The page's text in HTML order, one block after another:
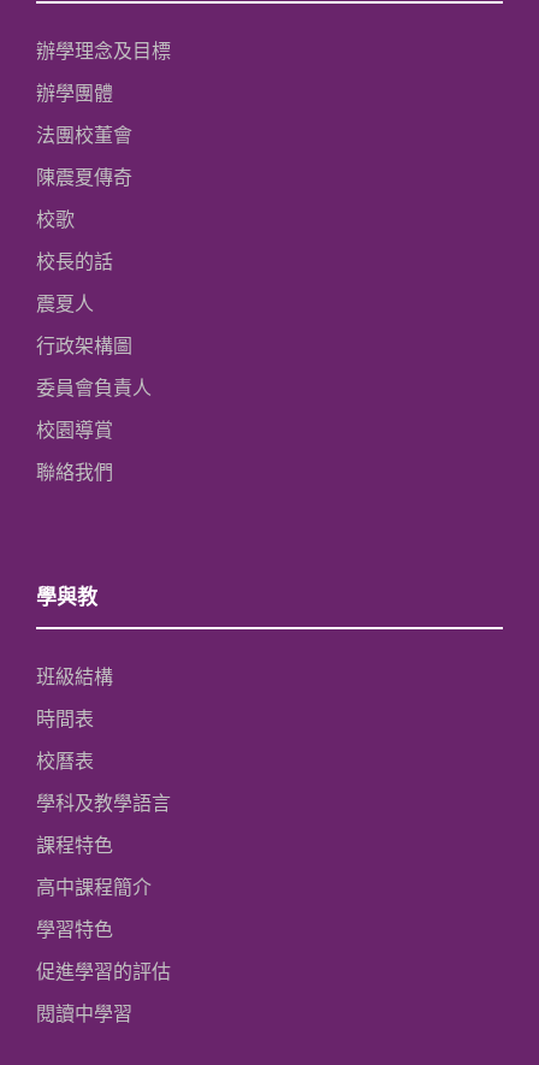
辦學理念及目標
辦學團體
法團校董會
陳震夏傳奇
校歌
校長的話
震夏人
行政架構圖
委員會負責人
校園導賞
聯絡我們
學與教
班級結構
時間表
校曆表
學科及教學語言
課程特色
高中課程簡介
學習特色
促進學習的評估
閱讀中學習